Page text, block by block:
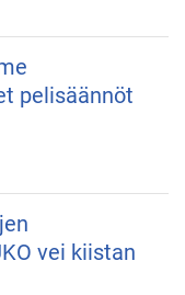
pelisäännöt
vei kiistan